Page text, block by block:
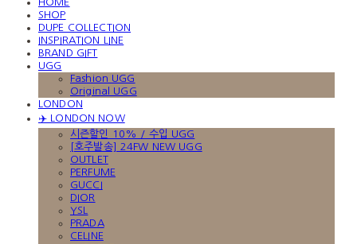
SHOP
DUPE COLLECTION
INSPIRATION LINE
BRAND GIFT
UGG
Fashion UGG
Original UGG
LONDON
✈️ LONDON NOW
시즌할인 10% / 수입 UGG
[호주발송] 24FW NEW UGG
OUTLET
PERFUME
GUCCI
DIOR
YSL
PRADA
CELINE